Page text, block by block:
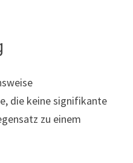
die keine signifikante
zu einem